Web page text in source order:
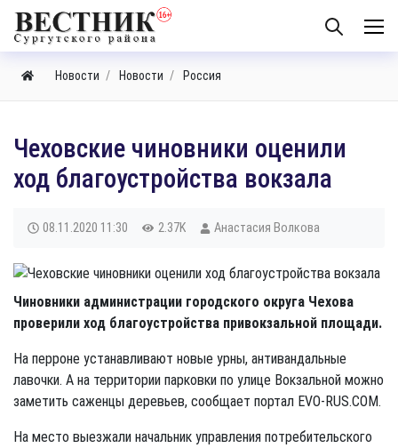
Новости Новости Россия
Чеховские чиновники оценили
ход благоустройства вокзала
08.11.2020 11:30 2.37K Анастасия Волкова
Чиновники администрации городского округа Чехова
проверили ход благоустройства привокзальной площади.
На перроне устанавливают новые урны, антивандальные
лавочки. А на территории парковки по улице Вокзальной можно
заметить саженцы деревьев, сообщает портал EVO-RUS.COM.
На место выезжали начальник управления потребительского